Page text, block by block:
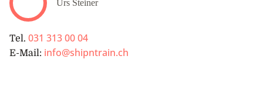
Urs Steiner
Tel. 031 313 00 04
E-Mail: info@shipntrain.ch